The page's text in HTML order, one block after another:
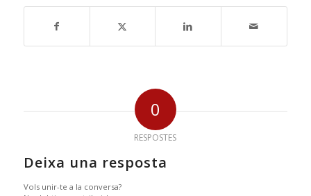
0
RESPOSTES
Deixa una resposta
Vols unir-te a la conversa?